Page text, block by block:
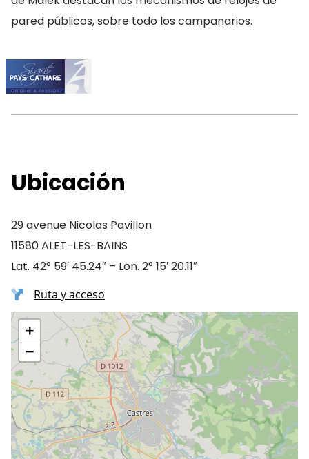
pared públicos, sobre todo los campanarios.
Ubicación
29 avenue Nicolas Pavillon
11580 ALET-LES-BAINS
Lat. 42° 59′ 45.24″ – Lon. 2° 15′ 20.11″
Ruta y acceso
+
−